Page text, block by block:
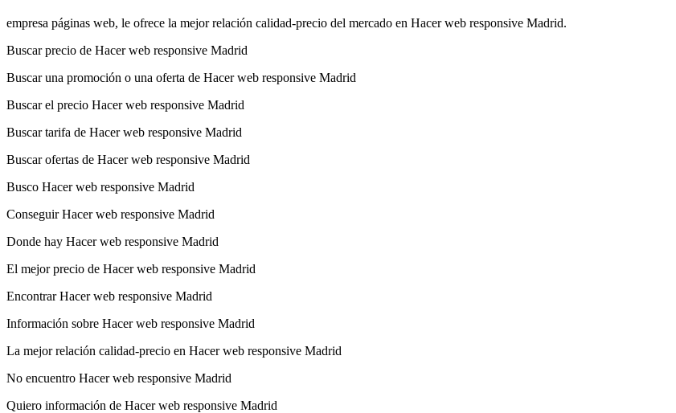
empresa páginas web, le ofrece la mejor relación calidad-precio del mercado en Hacer web responsive Madrid.
Buscar precio de Hacer web responsive Madrid
Buscar una promoción o una oferta de Hacer web responsive Madrid
Buscar el precio Hacer web responsive Madrid
Buscar tarifa de Hacer web responsive Madrid
Buscar ofertas de Hacer web responsive Madrid
Busco Hacer web responsive Madrid
Conseguir Hacer web responsive Madrid
Donde hay Hacer web responsive Madrid
El mejor precio de Hacer web responsive Madrid
Encontrar Hacer web responsive Madrid
Información sobre Hacer web responsive Madrid
La mejor relación calidad-precio en Hacer web responsive Madrid
No encuentro Hacer web responsive Madrid
Quiero información de Hacer web responsive Madrid